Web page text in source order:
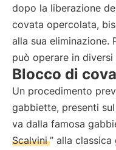
dopo la liberazione
covata opercolata,
alla sua eliminazione.
può operare in
Blocco di
Un procedimento
gabbiette, presenti
va dalla famosa
Scalvini ” alla